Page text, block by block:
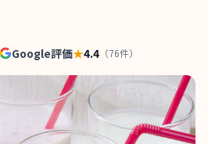
Google評価★4.4 （76件）